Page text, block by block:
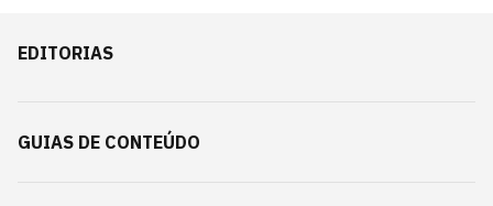
EDITORIAS
GUIAS DE CONTEÚDO